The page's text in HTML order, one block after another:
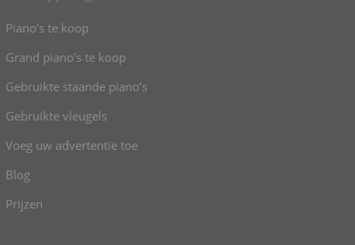
Piano’s te koop
Grand piano’s te koop
Gebruikte staande piano’s
Gebruikte vleugels
Voeg uw advertentie toe
Blog
Prijzen